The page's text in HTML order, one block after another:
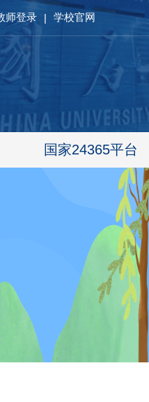
师登录 | 学校官网
国家24365平台